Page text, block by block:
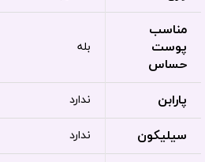
مناسب
پوست
حساس
بله
پارابن ندارد
سیلیکون ندارد